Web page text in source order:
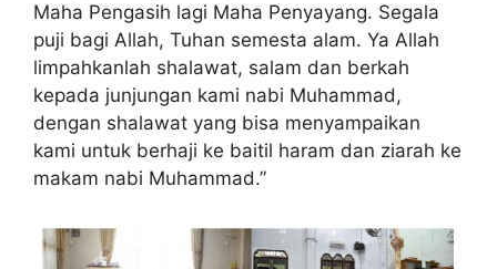
Maha Pengasih lagi Maha Penyayang. Segala
puji bagi Allah, Tuhan semesta alam. Ya Allah
limpahkanlah shalawat, salam dan berkah
kepada junjungan kami nabi Muhammad,
dengan shalawat yang bisa menyampaikan
kami untuk berhaji ke baitil haram dan ziarah ke
makam nabi Muhammad.”